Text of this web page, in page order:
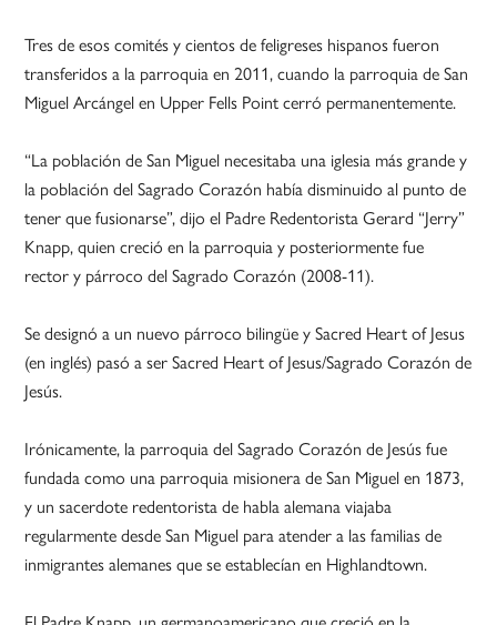
Tres de esos comités y cientos de feligreses hispanos fueron
transferidos a la parroquia en 2011, cuando la parroquia de San
Miguel Arcángel en Upper Fells Point cerró permanentemente.
“La población de San Miguel necesitaba una iglesia más grande y
la población del Sagrado Corazón había disminuido al punto de
tener que fusionarse”, dijo el Padre Redentorista Gerard “Jerry”
Knapp, quien creció en la parroquia y posteriormente fue
rector y párroco del Sagrado Corazón (2008-11).
Se designó a un nuevo párroco bilingüe y Sacred Heart of Jesus
(en inglés) pasó a ser Sacred Heart of Jesus/Sagrado Corazón de
Jesús.
Irónicamente, la parroquia del Sagrado Corazón de Jesús fue
fundada como una parroquia misionera de San Miguel en 1873,
y un sacerdote redentorista de habla alemana viajaba
regularmente desde San Miguel para atender a las familias de
inmigrantes alemanes que se establecían en Highlandtown.